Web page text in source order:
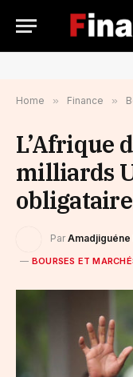
Home » Finance »
L’Afrique
milliards
Par Amadjiguéne
BOURSES ET